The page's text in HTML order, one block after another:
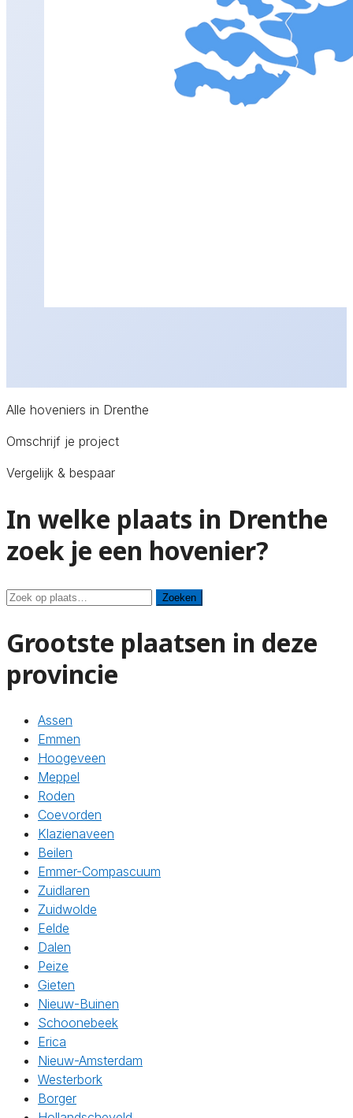
Alle hoveniers in Drenthe
Omschrijf je project
Vergelijk & bespaar
In welke plaats in Drenthe
zoek je een hovenier?
Zoeken Zoeken
Grootste plaatsen in deze
provincie
Assen
Emmen
Hoogeveen
Meppel
Roden
Coevorden
Klazienaveen
Beilen
Emmer-Compascuum
Zuidlaren
Zuidwolde
Eelde
Dalen
Peize
Gieten
Nieuw-Buinen
Schoonebeek
Erica
Nieuw-Amsterdam
Westerbork
Borger